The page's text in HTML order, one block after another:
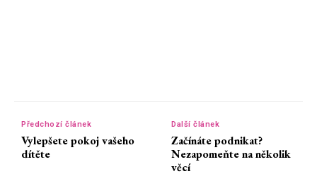
Předchozí článek
Vylepšete pokoj vašeho
dítěte
Další článek
Začínáte podnikat?
Nezapomeňte na několik
věcí